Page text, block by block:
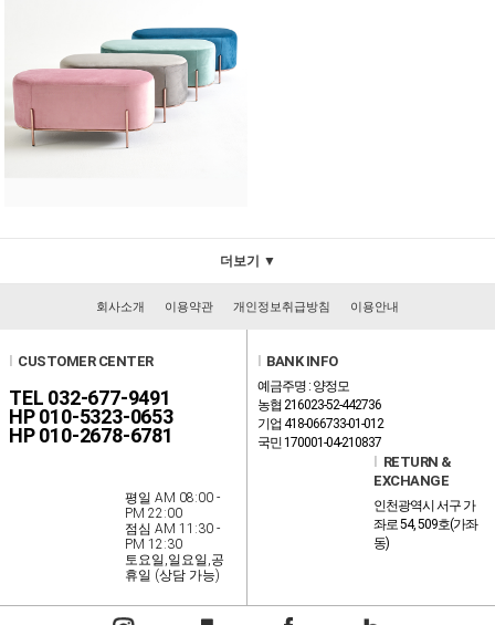
더보기 ▼
회사소개 이용약관 개인정보취급방침 이용안내
CUSTOMER CENTER
TEL 032-677-9491
HP 010-5323-0653
HP 010-2678-6781
평일 AM 08:00 -
PM 22:00
점심 AM 11:30 -
PM 12:30
토요일,일요일,공
휴일 (상담 가능)
BANK INFO
예금주명 : 양정모
농협 216023-52-442736
기업 418-066733-01-012
국민 170001-04-210837
RETURN &
EXCHANGE
인천광역시 서구 가
좌로 54, 509호(가좌
동)